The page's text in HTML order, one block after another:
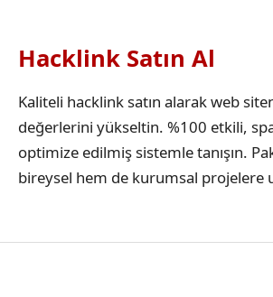
Hacklink Satın Al
Kaliteli hacklink satın alarak web
değerlerini yükseltin. %100 etkili,
optimize edilmiş sistemle tanışın.
bireysel hem de kurumsal projelere